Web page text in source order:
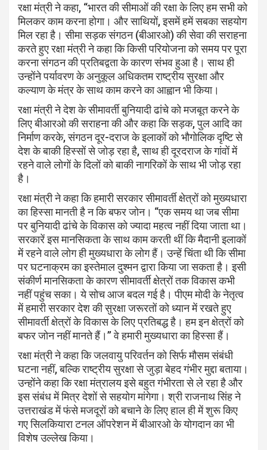
रक्षा मंत्री ने कहा, “भारत की सीमाओं की रक्षा के लिए हम सभी को
मिलकर काम करना होगा। और साथियों, इसमें हमें सबका सहयोग
मिल रहा है। सीमा सड़क संगठन (बीआरओ) की सेवा की सराहना
करते हुए रक्षा मंत्री ने कहा कि किसी परियोजना को समय पर पूरा
करना संगठन की प्रतिबद्वता के कारण संभव हुआ है। साथ ही
उन्होंने पर्यावरण के अनुकूल अधिकतम राष्ट्रीय सुरक्षा और
कल्याण के मंत्र के साथ काम करने का आह्वान भी किया।
रक्षा मंत्री ने देश के सीमावर्ती बुनियादी ढांचे को मजबूत करने के
लिए बीआरओ की सराहना की और कहा कि सड़क, पुल आदि का
निर्माण करके, संगठन दूर-दराज के इलाकों को भौगोलिक दृष्टि से
देश के बाकी हिस्सों से जोड़ रहा है, साथ ही दूरदराज के गांवों में
रहने वाले लोगों के दिलों को बाकी नागरिकों के साथ भी जोड़ रहा
है।
रक्षा मंत्री ने कहा कि हमारी सरकार सीमावर्ती क्षेत्रों को मुख्यधारा
का हिस्सा मानती है न कि बफर जोन। “एक समय था जब सीमा
पर बुनियादी ढांचे के विकास को ज्यादा महत्व नहीं दिया जाता था।
सरकारें इस मानसिकता के साथ काम करती थीं कि मैदानी इलाकों
में रहने वाले लोग ही मुख्यधारा के लोग हैं। उन्हें चिंता थी कि सीमा
पर घटनाक्रम का इस्तेमाल दुश्मन द्वारा किया जा सकता है। इसी
संकीर्ण मानसिकता के कारण सीमावर्ती क्षेत्रों तक विकास कभी
नहीं पहुंच सका। ये सोच आज बदल गई है। पीएम मोदी के नेतृत्व
में हमारी सरकार देश की सुरक्षा जरूरतों को ध्यान में रखते हुए
सीमावर्ती क्षेत्रों के विकास के लिए प्रतिबद्ध है। हम इन क्षेत्रों को
बफर जोन नहीं मानते हैं।’’ वे हमारी मुख्यधारा का हिस्सा हैं।
रक्षा मंत्री ने कहा कि जलवायु परिवर्तन को सिर्फ मौसम संबंधी
घटना नहीं, बल्कि राष्ट्रीय सुरक्षा से जुड़ा बेहद गंभीर मुद्दा बताया।
उन्होंने कहा कि रक्षा मंत्रालय इसे बहुत गंभीरता से ले रहा है और
इस संबंध में मित्र देशों से सहयोग मांगेगा। श्री राजनाथ सिंह ने
उत्तराखंड में फंसे मजदूरों को बचाने के लिए हाल ही में शुरू किए
गए सिलकियारा टनल ऑपरेशन में बीआरओ के योगदान का भी
विशेष उल्लेख किया।